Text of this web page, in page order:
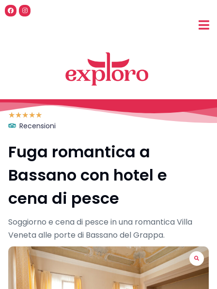
Fuga romantica a
Bassano con hotel e
cena di pesce
Soggiorno e cena di pesce in una romantica Villa
Veneta alle porte di Bassano del Grappa.
☆☆☆☆☆
Recensioni